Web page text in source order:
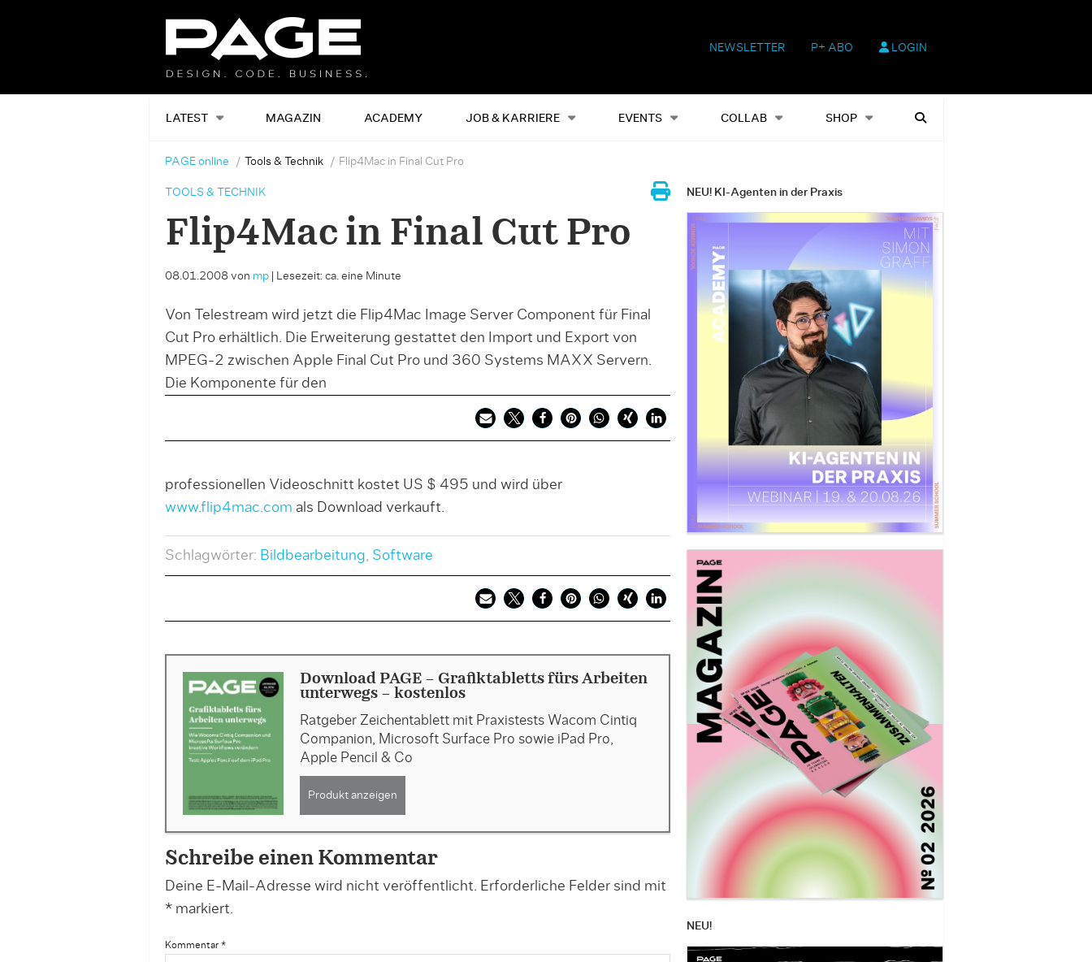
NEWSLETTER P+ ABO LOGIN
LATEST MAGAZIN ACADEMY JOB & KARRIERE EVENTS COLLAB SHOP
Alles Events Shop Heftausgaben Suchen
PAGE online Tools & Technik Flip4Mac in Final Cut Pro
TOOLS & TECHNIK
Flip4Mac in Final Cut Pro
08.01.2008 von mp| Lesezeit: ca. eine Minute
Von Telestream wird jetzt die Flip4Mac Image Server Component für Final
Cut Pro erhältlich. Die Erweiterung gestattet den Import und Export von
MPEG-2 zwischen Apple Final Cut Pro und 360 Systems MAXX Servern.
Die Komponente für den
professionellen Videoschnitt kostet US $ 495 und wird über
www.flip4mac.com als Download verkauft.
Schlagwörter: Bildbearbeitung, Software
Download PAGE - Grafiktabletts fürs Arbeiten
unterwegs - kostenlos
Ratgeber Zeichentablett mit Praxistests Wacom Cintiq
Companion, Microsoft Surface Pro sowie iPad Pro,
Apple Pencil & Co
Produkt anzeigen
Schreibe einen Kommentar
Deine E-Mail-Adresse wird nicht veröffentlicht. Erforderliche Felder sind mit
*markiert.
Kommentar *
NEU! KI-Agenten in der Praxis
NEU!